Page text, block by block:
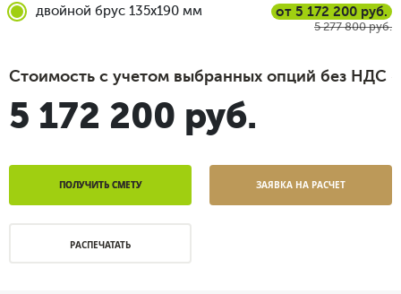
двойной брус 135x190 мм от 5 172 200 руб.
5 277 800 руб.
Стоимость с учетом выбранных опций без НДС
5 172 200 руб.
ПОЛУЧИТЬ СМЕТУ ЗАЯВКА НА РАСЧЕТ
РАСПЕЧАТАТЬ